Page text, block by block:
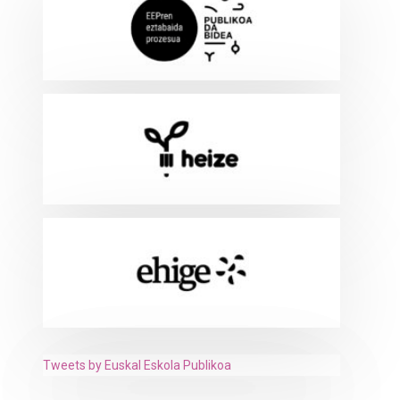
Tweets by Euskal Eskola Publikoa